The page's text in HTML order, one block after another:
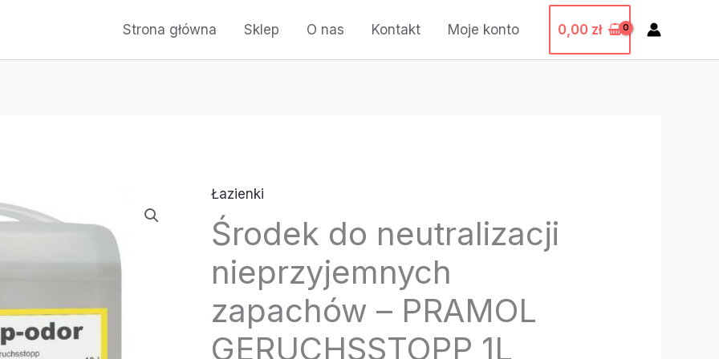
Strona główna Sklep O nas Kontakt Moje konto 0,00 zł
Łazienki
Środek do neutralizacji
nieprzyjemnych
zapachów – PRAMOL
GERUCHSSTOPP 1L
ilość
Środek
do
neutralizacji
nieprzyjemnych
zapachów
-